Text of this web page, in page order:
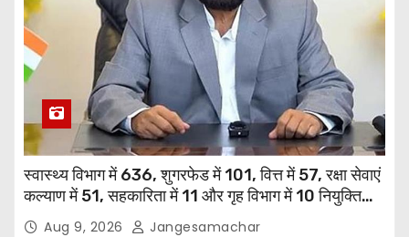
स्वास्थ्य विभाग में 636, शुगरफेड में 101, वित्त में 57, रक्षा सेवाएं
कल्याण में 51, सहकारिता में 11 और गृह विभाग में 10 नियुक्तियां
हुईं: मुख्यमंत्री भगवंत सिंह मान
Aug 9, 2026 Jangesamachar